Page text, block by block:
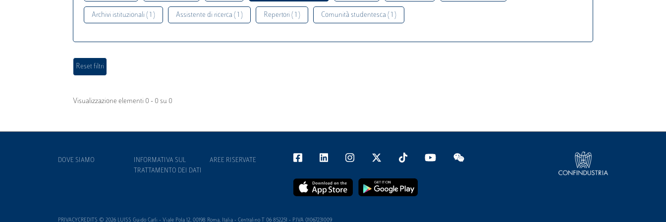
Archivi istituzionali ( 1 ) Assistente di ricerca ( 1 ) Repertori ( 1 ) Comunità studentesca ( 1 )
Visualizzazione elementi 0 - 0 su 0
DOVE SIAMO
INFORMATIVA SUL
TRATTAMENTO DEI DATI
AREE RISERVATE
PRIVACYCREDITS © 2026 LUISS Guido Carli - Viale Pola 12, 00198 Roma, Italia - Centralino T 06 852251 - P.IVA 01067231009